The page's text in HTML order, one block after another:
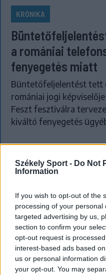
Székely Sport - Do Not
Information
If you wish to opt-out of the
processing of your
targeted advertising by us,
section to confirm your
opt-out request is
interest-based ads based
us or personal information
your opt-out. You may
KRÓNIKA
a romániai
fenyegetés miatt
Büntetőfeljelentést tett
romániai jogi
Feszt fesztiválra
kiváltó fenyegetés